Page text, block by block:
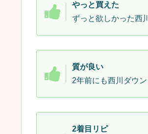
やっと買えた
ずっと欲しかった西
質が良い
2年前にも西川ダウ
2着目リピ